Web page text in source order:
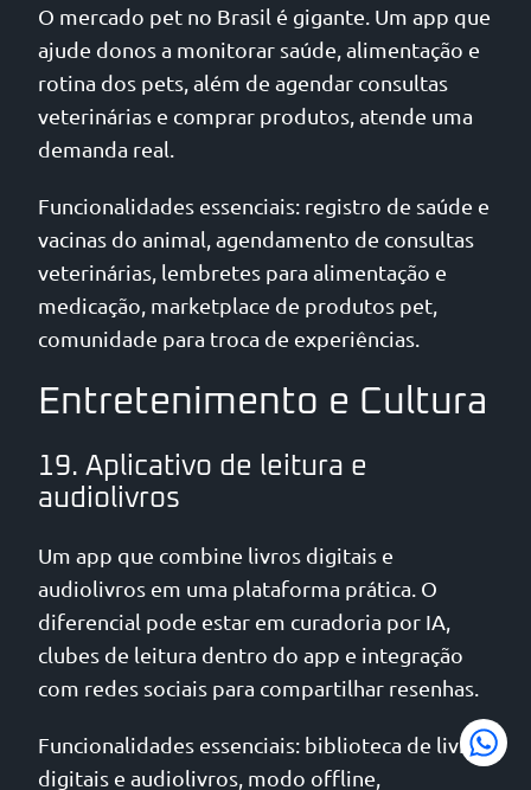
O mercado pet no Brasil é gigante. Um app que
ajude donos a monitorar saúde, alimentação e
rotina dos pets, além de agendar consultas
veterinárias e comprar produtos, atende uma
demanda real.
Funcionalidades essenciais: registro de saúde e
vacinas do animal, agendamento de consultas
veterinárias, lembretes para alimentação e
medicação, marketplace de produtos pet,
comunidade para troca de experiências.
Entretenimento e Cultura
19. Aplicativo de leitura e
audiolivros
Um app que combine livros digitais e
audiolivros em uma plataforma prática. O
diferencial pode estar em curadoria por IA,
clubes de leitura dentro do app e integração
com redes sociais para compartilhar resenhas.
Funcionalidades essenciais: biblioteca de livros
digitais e audiolivros, modo offline,